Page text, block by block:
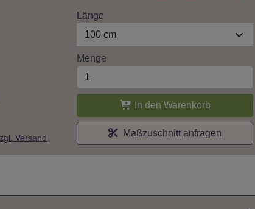
Versand
Länge
100 cm
Menge
In den Warenkorb
Maßzuschnitt anfragen